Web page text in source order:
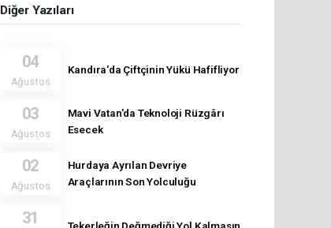
Diğer Yazıları
04
Ağustos
Kandıra'da Çiftçinin Yükü Hafifliyor
03
Ağustos
Mavi Vatan'da Teknoloji Rüzgârı
Esecek
02
Ağustos
Hurdaya Ayrılan Devriye
Araçlarının Son Yolculuğu
31 Tekerleğin Değmediği Yol Kalmasın